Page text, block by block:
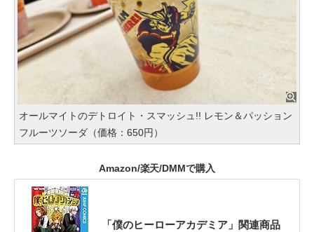
オールマイトのデトロイト・スマッシュ!! レモン＆パッション
フルーツソーダ（価格：650円）
Amazon/楽天/DMMで購入
「僕のヒーローアカデミア」関連商品